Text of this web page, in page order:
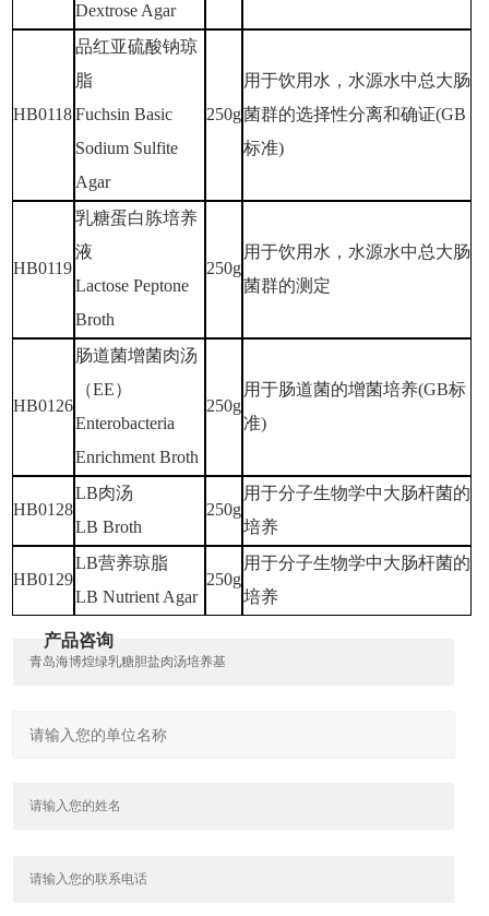
Dextrose Agar
HB0118
品红亚硫酸钠琼
脂
Fuchsin Basic
Sodium Sulfite
Agar
250g
用于饮用水，水源水中总大肠
菌群的选择性分离和确证(GB
标准)
HB0119
乳糖蛋白胨培养
液
Lactose Peptone
Broth
250g
用于饮用水，水源水中总大肠
菌群的测定
HB0126
肠道菌增菌肉汤
（EE）
Enterobacteria
Enrichment Broth
250g
用于肠道菌的增菌培养(GB标
准)
HB0128
LB肉汤
LB Broth
250g
用于分子生物学中大肠杆菌的
培养
HB0129
LB营养琼脂
LB Nutrient Agar
250g
用于分子生物学中大肠杆菌的
培养
产品咨询